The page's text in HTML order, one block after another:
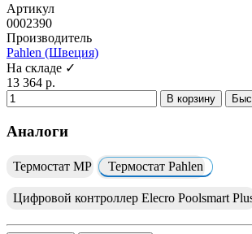
Артикул
0002390
Производитель
Pahlen (Швеция)
На складе ✓
13 364 р.
В корзину
Аналоги
Термостат МР Термостат Рahlen
Цифровой контроллер Elecro Poolsmart